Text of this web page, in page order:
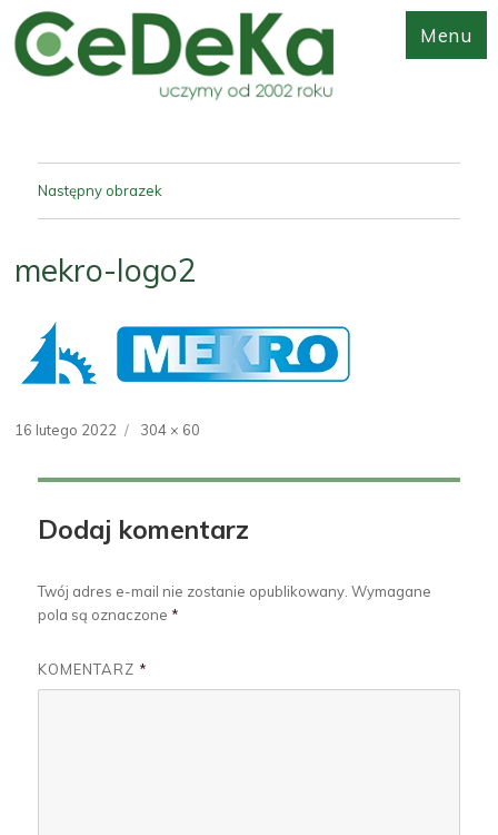
Menu
Następny obrazek
mekro-logo2
Opublikowano
16 lutego 2022
Pełny
304 × 60
Dodaj komentarz
Twój adres e-mail nie zostanie opublikowany. Wymagane
pola są oznaczone *
KOMENTARZ *